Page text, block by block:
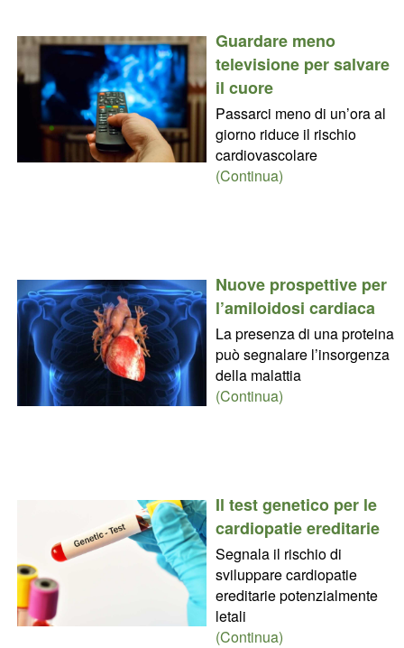
Guardare meno
televisione per salvare
il cuore
Passarci meno di un’ora al
giorno riduce il rischio
cardiovascolare
(Continua)
Nuove prospettive per
l’amiloidosi cardiaca
La presenza di una proteina
può segnalare l’insorgenza
della malattia
(Continua)
Il test genetico per le
cardiopatie ereditarie
Segnala il rischio di
sviluppare cardiopatie
ereditarie potenzialmente
letali
(Continua)